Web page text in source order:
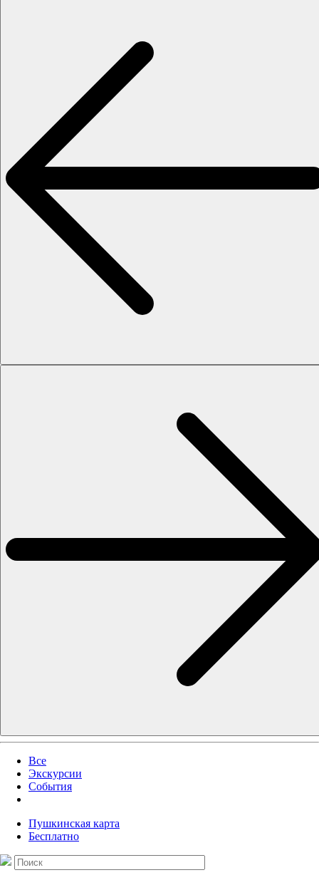
Все
Экскурсии
События
Пушкинская карта
Бесплатно